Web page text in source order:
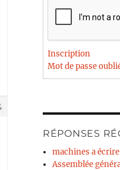
Inscription
Mot de passe
RÉPONSES
machines a écrire
Assemblée